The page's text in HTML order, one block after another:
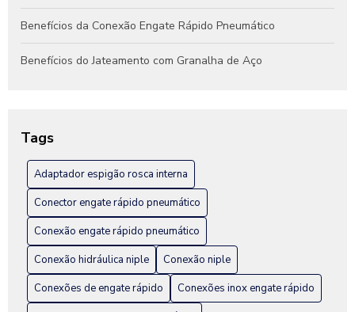
Benefícios da Conexão Engate Rápido Pneumático
Benefícios do Jateamento com Granalha de Aço
Como Escolher a Conexão Hidráulica Niple Ideal para Seu
Projeto
Como Escolher a Melhor Conexão Engate Rápido em Inox
para Seu Projeto
Como escolher a melhor fábrica de engate rápido hidráulico
Como Escolher Conexão Engate Rápido em Inox para Sua
Instalação
Tags
Adaptador espigão rosca interna
Conector engate rápido pneumático
Conexão engate rápido pneumático
Conexão hidráulica niple
Conexão niple
Conexões de engate rápido
Conexões inox engate rápido